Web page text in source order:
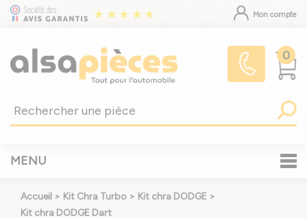
Mon compte
0
MENU
Accueil > Kit Chra Turbo > Kit chra DODGE >
Kit chra DODGE Dart